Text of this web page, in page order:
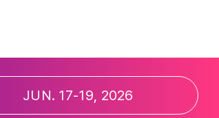
JUN. 17-19, 2026